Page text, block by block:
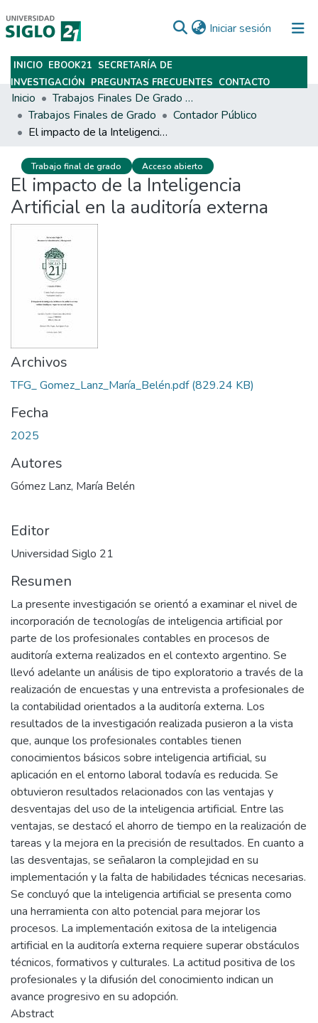
Iniciar sesión (current)
Subir
INICIO EBOOK21 SECRETARÍA DE
INVESTIGACIÓN PREGUNTAS FRECUENTES CONTACTO
Inicio
Trabajos Finales De Grado Y Posgrado
Trabajos Finales de Grado
Contador Público
El impacto de la Inteligencia Artificial en la auditoría externa
Trabajo final de grado Acceso abierto
El impacto de la Inteligencia
Artificial en la auditoría externa
Archivos
TFG_ Gomez_Lanz_María_Belén.pdf(829.24 KB)
Fecha
2025
Autores
Gómez Lanz, María Belén
Editor
Universidad Siglo 21
Resumen
La presente investigación se orientó a examinar el nivel de
incorporación de tecnologías de inteligencia artificial por
parte de los profesionales contables en procesos de
auditoría externa realizados en el contexto argentino. Se
llevó adelante un análisis de tipo exploratorio a través de la
realización de encuestas y una entrevista a profesionales de
la contabilidad orientados a la auditoría externa. Los
resultados de la investigación realizada pusieron a la vista
que, aunque los profesionales contables tienen
conocimientos básicos sobre inteligencia artificial, su
aplicación en el entorno laboral todavía es reducida. Se
obtuvieron resultados relacionados con las ventajas y
desventajas del uso de la inteligencia artificial. Entre las
ventajas, se destacó el ahorro de tiempo en la realización de
tareas y la mejora en la precisión de resultados. En cuanto a
las desventajas, se señalaron la complejidad en su
implementación y la falta de habilidades técnicas necesarias.
Se concluyó que la inteligencia artificial se presenta como
una herramienta con alto potencial para mejorar los
procesos. La implementación exitosa de la inteligencia
artificial en la auditoría externa requiere superar obstáculos
técnicos, formativos y culturales. La actitud positiva de los
profesionales y la difusión del conocimiento indican un
avance progresivo en su adopción.
Abstract